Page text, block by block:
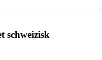
schweizisk